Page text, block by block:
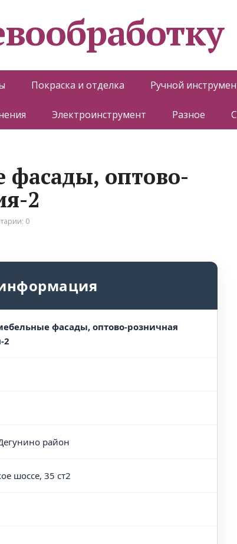
Покраска и отделка Ручной
Электроинструмент Разное
фасады, оптово-
2
0
фасады, оптово-розничная
2
район
шоссе, 35 ст2